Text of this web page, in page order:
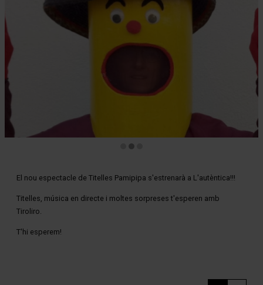
El nou espectacle de Titelles Pamipipa s'estrenarà a L'autèntica!!!
Titelles, música en directe i moltes sorpreses t'esperen amb
Tiroliro.
T'hi esperem!